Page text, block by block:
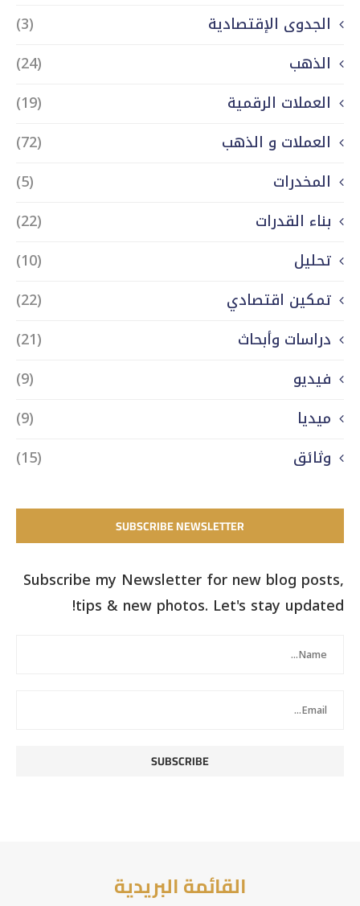
الجدوى الإقتصادية
(3)
الذهب
(24)
العملات الرقمية
(19)
العملات و الذهب
(72)
المخدرات
(5)
بناء القدرات
(22)
تحليل
(10)
تمكين اقتصادي
(22)
دراسات وأبحاث
(21)
فيديو
(9)
ميديا
(9)
وثائق
(15)
SUBSCRIBE NEWSLETTER
Subscribe my Newsletter for new blog posts,
tips & new photos. Let's stay updated!
القائمة البريدية